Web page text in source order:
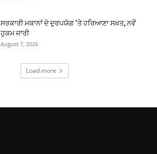
ਸਰਕਾਰੀ ਮਕਾਨਾਂ ਦੇ ਦੁਰਪਯੋਗ ‘ਤੇ ਹਰਿਆਣਾ ਸਖ਼ਤ, ਨਵੇਂ
ਹੁਕਮ ਜਾਰੀ
August 7, 2026
Load more